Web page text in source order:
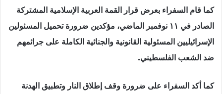
كما قام السفراء بعرض قرار القمة العربية الإسلامية المشتركة
الصادر في ١١ نوفمبر الماضي، مؤكدين ضرورة تحميل المسئولين
الإسرائيليين المسئولية القانونية والجنائية الكاملة على جرائمهم
ضد الشعب الفلسطيني.
كما أكد السفراء على ضرورة وقف إطلاق النار وتطبيق الهدنة